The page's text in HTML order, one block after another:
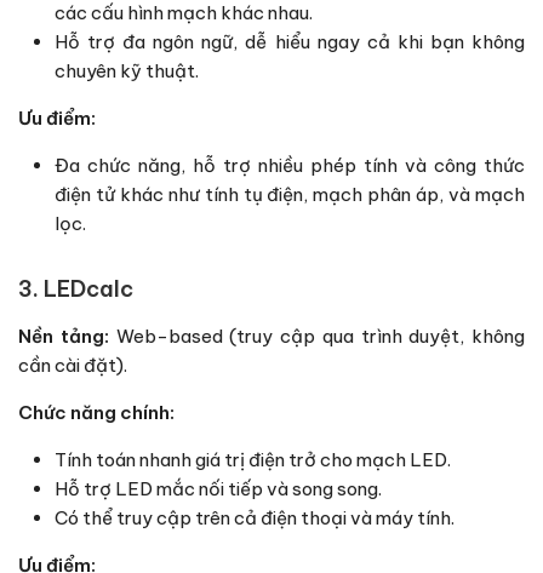
các cấu hình mạch khác nhau.
Hỗ trợ đa ngôn ngữ, dễ hiểu ngay cả khi bạn không
chuyên kỹ thuật.
Ưu điểm:
Đa chức năng, hỗ trợ nhiều phép tính và công thức
điện tử khác như tính tụ điện, mạch phân áp, và mạch
lọc.
3. LEDcalc
Nền tảng: Web-based (truy cập qua trình duyệt, không
cần cài đặt).
Chức năng chính:
Tính toán nhanh giá trị điện trở cho mạch LED.
Hỗ trợ LED mắc nối tiếp và song song.
Có thể truy cập trên cả điện thoại và máy tính.
Ưu điểm: